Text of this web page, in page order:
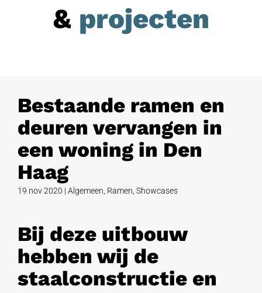
& projecten
Bestaande ramen en
deuren vervangen in
een woning in Den
Haag
19 nov 2020 | Algemeen Ramen Showcases
Bij deze uitbouw
hebben wij de
staalconstructie en